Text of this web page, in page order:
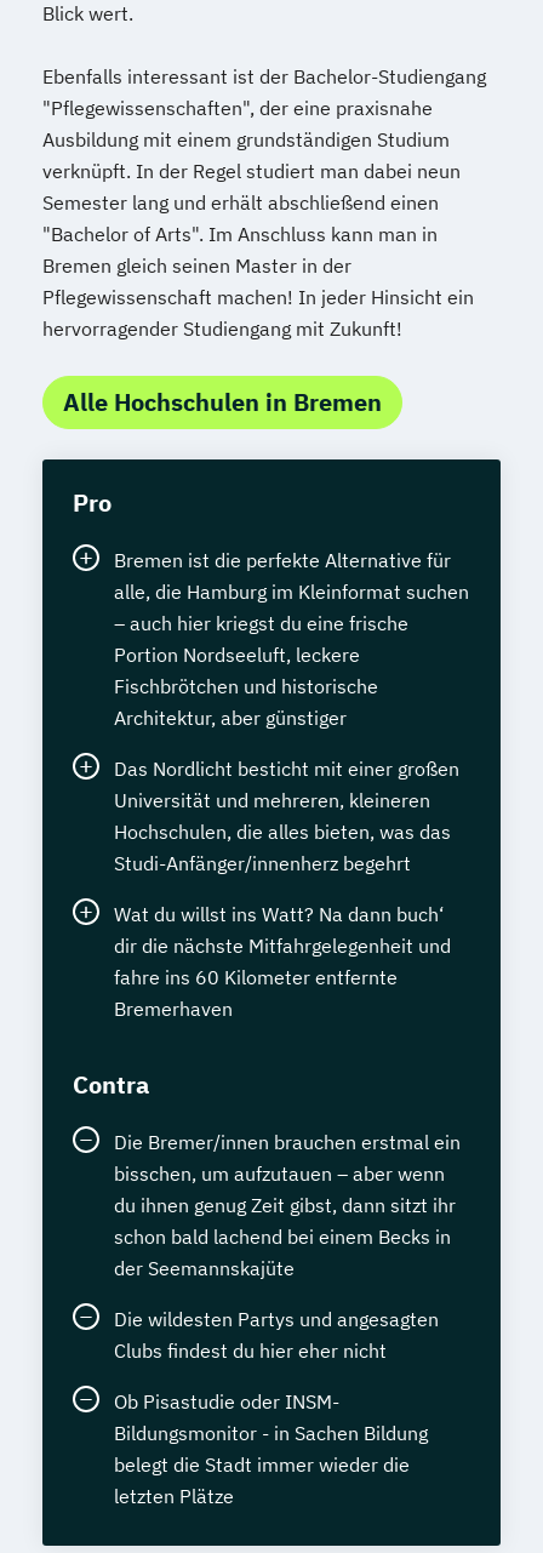
Blick wert.
Ebenfalls interessant ist der Bachelor-Studiengang
"Pflegewissenschaften", der eine praxisnahe
Ausbildung mit einem grundständigen Studium
verknüpft. In der Regel studiert man dabei neun
Semester lang und erhält abschließend einen
"Bachelor of Arts". Im Anschluss kann man in
Bremen gleich seinen Master in der
Pflegewissenschaft machen! In jeder Hinsicht ein
hervorragender Studiengang mit Zukunft!
Alle Hochschulen in Bremen
Pro
Bremen ist die perfekte Alternative für
alle, die Hamburg im Kleinformat suchen
– auch hier kriegst du eine frische
Portion Nordseeluft, leckere
Fischbrötchen und historische
Architektur, aber günstiger
Das Nordlicht besticht mit einer großen
Universität und mehreren, kleineren
Hochschulen, die alles bieten, was das
Studi-Anfänger/innenherz begehrt
Wat du willst ins Watt? Na dann buch‘
dir die nächste Mitfahrgelegenheit und
fahre ins 60 Kilometer entfernte
Bremerhaven
Contra
Die Bremer/innen brauchen erstmal ein
bisschen, um aufzutauen – aber wenn
du ihnen genug Zeit gibst, dann sitzt ihr
schon bald lachend bei einem Becks in
der Seemannskajüte
Die wildesten Partys und angesagten
Clubs findest du hier eher nicht
Ob Pisastudie oder INSM-
Bildungsmonitor - in Sachen Bildung
belegt die Stadt immer wieder die
letzten Plätze